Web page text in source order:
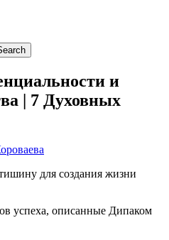
и
| 7 Духовных
для создания жизни
успеха, описанные Дипаком